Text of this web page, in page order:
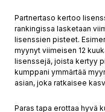
Partnertaso kertoo
rankingissa lasketaan
lisenssien pisteet.
myynyt viimeisen 12
lisenssejä, joista kertyy
kumppani ymmärtää
asian, joka ratkaisee
Paras tapa erottaa hyvä